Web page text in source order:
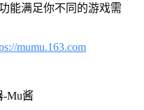
能满足你不同的游戏需
mumu.163.com
-Mu酱